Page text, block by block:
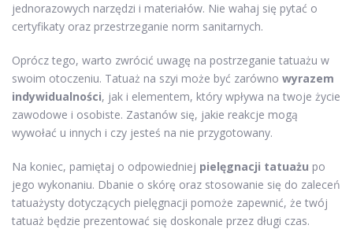
jednorazowych narzędzi i materiałów. Nie wahaj się pytać o
certyfikaty oraz przestrzeganie norm sanitarnych.
Oprócz tego, warto zwrócić uwagę na postrzeganie tatuażu w
swoim otoczeniu. Tatuaż na szyi może być zarówno wyrazem
indywidualności, jak i elementem, który wpływa na twoje życie
zawodowe i osobiste. Zastanów się, jakie reakcje mogą
wywołać u innych i czy jesteś na nie przygotowany.
Na koniec, pamiętaj o odpowiedniej pielęgnacji tatuażu po
jego wykonaniu. Dbanie o skórę oraz stosowanie się do zaleceń
tatuażysty dotyczących pielęgnacji pomoże zapewnić, że twój
tatuaż będzie prezentować się doskonale przez długi czas.